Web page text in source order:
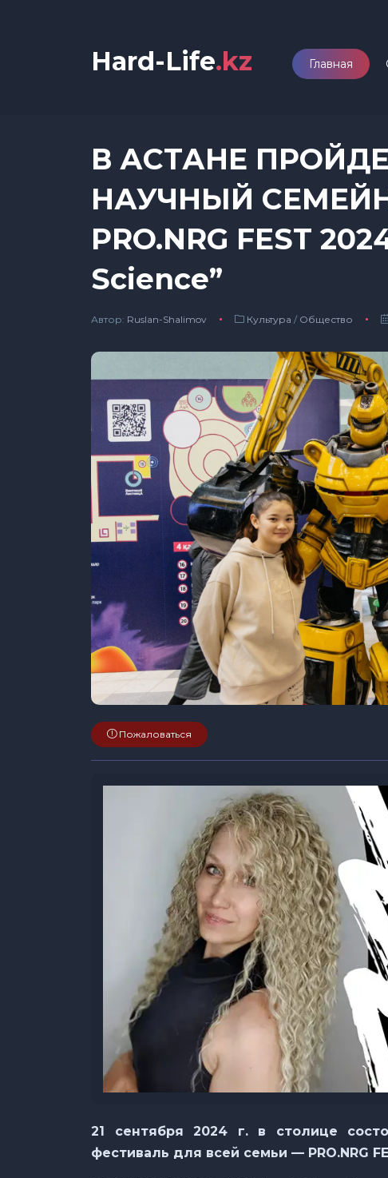
Hard-Life.kz Главная
В АСТАНЕ
НАУЧНЫЙ
PRO.NRG FEST
Science”
Автор: Ruslan-Shalimov Культура / Общество
Пожаловаться
21 сентября 2024 г. в столице
фестиваль для всей семьи — PRO.NRG